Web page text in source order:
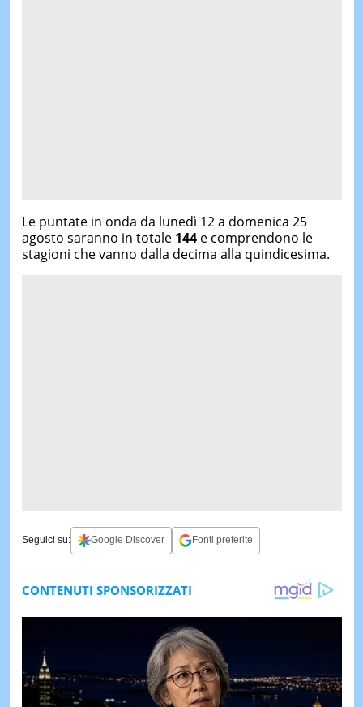
Le puntate in onda da lunedì 12 a domenica 25
agosto saranno in totale144e comprendono le
stagioni che vanno dalla decima alla quindicesima.
Seguici su: Google Discover Fonti preferite